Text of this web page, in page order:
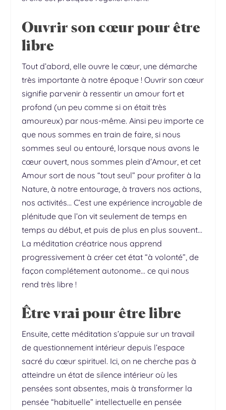
Ouvrir son cœur pour être
libre
Tout d’abord, elle ouvre le cœur, une démarche
très importante à notre époque ! Ouvrir son cœur
signifie parvenir à ressentir un amour fort et
profond (un peu comme si on était très
amoureux) par nous-même. Ainsi peu importe ce
que nous sommes en train de faire, si nous
sommes seul ou entouré, lorsque nous avons le
cœur ouvert, nous sommes plein d’Amour, et cet
Amour sort de nous “tout seul” pour profiter à la
Nature, à notre entourage, à travers nos actions,
nos activités… C’est une expérience incroyable de
plénitude que l’on vit seulement de temps en
temps au début, et puis de plus en plus souvent…
La méditation créatrice nous apprend
progressivement à créer cet état “à volonté”, de
façon complétement autonome… ce qui nous
rend très libre !
Être vrai pour être libre
Ensuite, cette méditation s’appuie sur un travail
de questionnement intérieur depuis l’espace
sacré du cœur spirituel. Ici, on ne cherche pas à
atteindre un état de silence intérieur où les
pensées sont absentes, mais à transformer la
pensée “habituelle” intellectuelle en pensée